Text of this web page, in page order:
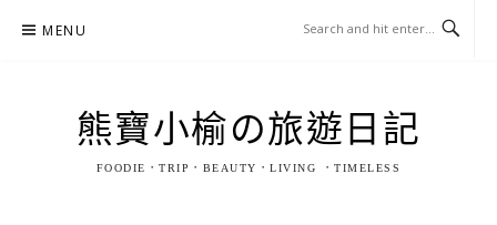
MENU
熊寶小榆の旅遊日記
FOODIE．TRIP．BEAUTY．LIVING ．TIMELESS